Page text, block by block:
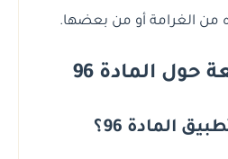
من الغرامة أو من بعضها.
حول المادة 96
المادة 96؟